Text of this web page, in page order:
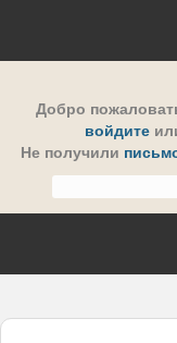
Добро
войдите
Не получили